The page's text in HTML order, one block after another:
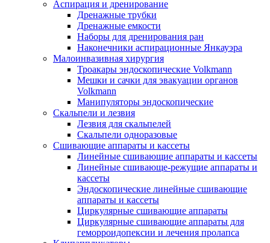
Аспирация и дренирование
Дренажные трубки
Дренажные емкости
Наборы для дренирования ран
Наконечники аспирационные Янкауэра
Малоинвазивная хирургия
Троакары эндоскопические Volkmann
Мешки и сачки для эвакуации органов
Volkmann
Манипуляторы эндоскопические
Скальпели и лезвия
Лезвия для скальпелей
Скальпели одноразовые
Сшивающие аппараты и кассеты
Линейные сшивающие аппараты и кассеты
Линейные сшивающе-режущие аппараты и
кассеты
Эндоскопические линейные сшивающие
аппараты и кассеты
Циркулярные сшивающие аппараты
Циркулярные сшивающие аппараты для
геморроидопексии и лечения пролапса